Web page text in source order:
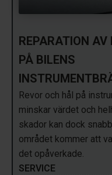
REPARATION AV
PÅ BILENS
Revor och hål på
minskar värdet och
skador kan dock
området kommer att
det opåverkade.
SERVICE